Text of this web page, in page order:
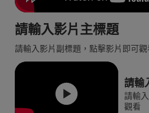
請輸入影片主標題
請輸入影片副標題，點擊影片即可觀
請輸
請輸
觀看